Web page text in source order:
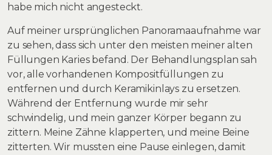
habe mich nicht angesteckt.
Auf meiner ursprünglichen Panoramaaufnahme war
zu sehen, dass sich unter den meisten meiner alten
Füllungen Karies befand. Der Behandlungsplan sah
vor, alle vorhandenen Kompositfüllungen zu
entfernen und durch Keramikinlays zu ersetzen.
Während der Entfernung wurde mir sehr
schwindelig, und mein ganzer Körper begann zu
zittern. Meine Zähne klapperten, und meine Beine
zitterten. Wir mussten eine Pause einlegen, damit